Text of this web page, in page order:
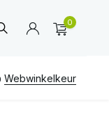
0
ALTIJDeerlijk
Webwinkelkeur